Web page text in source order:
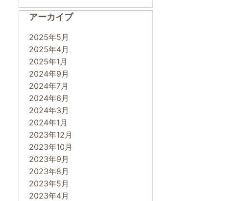
アーカイブ
2025年5月
2025年4月
2025年1月
2024年9月
2024年7月
2024年6月
2024年3月
2024年1月
2023年12月
2023年10月
2023年9月
2023年8月
2023年5月
2023年4月